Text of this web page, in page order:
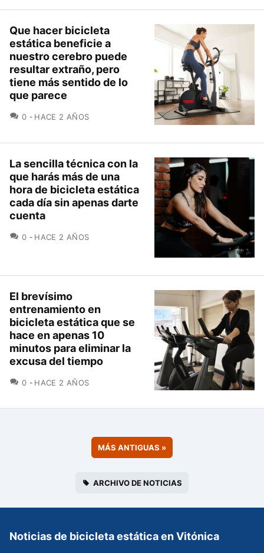
Que hacer bicicleta
estática beneficie a
nuestro cerebro puede
resultar extraño, pero
tiene más sentido de lo
que parece
0 COMENTARIOS
HACE 2 AÑOS
La sencilla técnica con la
que harás más de una
hora de bicicleta estática
cada día sin apenas darte
cuenta
0 COMENTARIOS
HACE 2 AÑOS
El brevísimo
entrenamiento en
bicicleta estática que se
hace en apenas 10
minutos para eliminar la
excusa del tiempo
0 COMENTARIOS
HACE 2 AÑOS
MÁS ANTIGUAS »
ARCHIVO DE NOTICIAS
Noticias de bicicleta estática en Vitónica